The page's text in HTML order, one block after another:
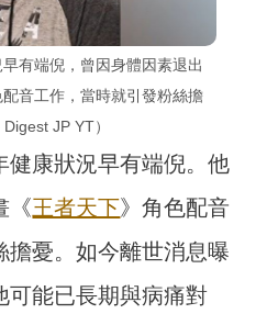
有端倪，曾因身體因素退出
音工作，當時就引發粉絲擔
JP YT）
健康狀況早有端倪。他
《王者天下》角色配音
擔憂。如今離世消息曝
可能已長期與病痛對